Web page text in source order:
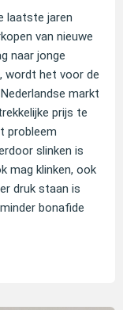
laatste jaren
van nieuwe
naar jonge
wordt het voor de
markt
prijs te
probleem
slinken is
mag klinken, ook
druk staan is
bonafide